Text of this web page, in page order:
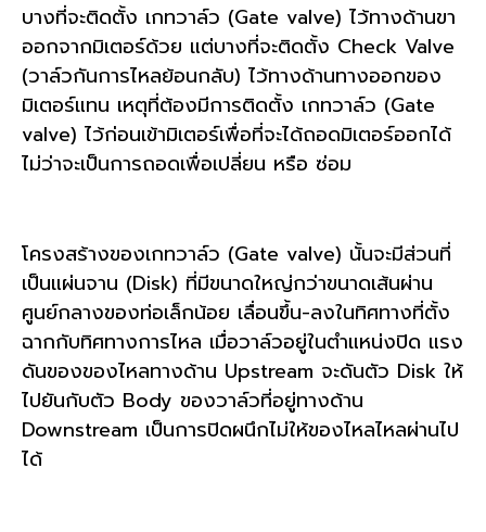
บางที่จะติดตั้ง เกทวาล์ว (Gate valve) ไว้ทางด้านขา
ออกจากมิเตอร์ด้วย แต่บางที่จะติดตั้ง Check Valve
(วาล์วกันการไหลย้อนกลับ) ไว้ทางด้านทางออกของ
มิเตอร์แทน เหตุที่ต้องมีการติดตั้ง เกทวาล์ว (Gate
valve) ไว้ก่อนเข้ามิเตอร์เพื่อที่จะได้ถอดมิเตอร์ออกได้
ไม่ว่าจะเป็นการถอดเพื่อเปลี่ยน หรือ ซ่อม
โครงสร้างของเกทวาล์ว (Gate valve) นั้นจะมีส่วนที่
เป็นแผ่นจาน (Disk) ที่มีขนาดใหญ่กว่าขนาดเส้นผ่าน
ศูนย์กลางของท่อเล็กน้อย เลื่อนขึ้น-ลงในทิศทางที่ตั้ง
ฉากกับทิศทางการไหล เมื่อวาล์วอยู่ในตำแหน่งปิด แรง
ดันของของไหลทางด้าน Upstream จะดันตัว Disk ให้
ไปยันกับตัว Body ของวาล์วที่อยู่ทางด้าน
Downstream เป็นการปิดผนึกไม่ให้ของไหลไหลผ่านไป
ได้